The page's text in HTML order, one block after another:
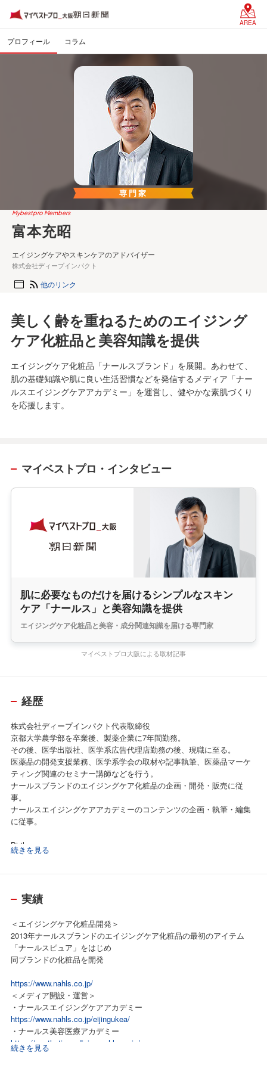
AREA
プロフィール コラム
専門家
Mybestpro Members
富本充昭
エイジングケアやスキンケアのアドバイザー
株式会社ディープインパクト
他のリンク
美しく齢を重ねるためのエイジング
ケア化粧品と美容知識を提供
エイジングケア化粧品「ナールスブランド」を展開。あわせて、
肌の基礎知識や肌に良い生活習慣などを発信するメディア「ナー
ルスエイジングケアアカデミー」を運営し、健やかな素肌づくり
を応援します。
マイベストプロ・インタビュー
肌に必要なものだけを届けるシンプルなスキン
ケア「ナールス」と美容知識を提供
エイジングケア化粧品と美容・成分関連知識を届ける専門家
マイベストプロ大阪による取材記事
経歴
株式会社ディープインパクト代表取締役
京都大学農学部を卒業後、製薬企業に7年間勤務。
その後、医学出版社、医学系広告代理店勤務の後、現職に至る。
医薬品の開発支援業務、医学系学会の取材や記事執筆、医薬品マーケ
ティング関連のセミナー講師などを行う。
ナールスブランドのエイジングケア化粧品の企画・開発・販売に従
事。
ナールスエイジングケアアカデミーのコンテンツの企画・執筆・編集
に従事。
Birth
1962年11月20日
1981年 奈良県立畝傍高校卒業
1986年 京都大学農学部卒業
その他 グロービスマネジメントスクールにて、経営戦略、マーケテ
ィング、消費財マーケティング、ファイナンス、アカウンティング、
人的資源管理、オペレーションマネジメント、サービスマネジメン
ト、ベンチャー戦略、ベンチャーマネジメント修了（Certificate of Bu
続きを見る
実績
＜エイジングケア化粧品開発＞
2013年ナールスブランドのエイジングケア化粧品の最初のアイテム
「ナールスピュア」をはじめ
同ブランドの化粧品を開発
https://www.nahls.co.jp/
＜メディア開設・運営＞
・ナールスエイジングケアアカデミー
https://www.nahls.co.jp/eijingukea/
・ナールス美容医療アカデミー
https://aestheticmedicine.nahls.co.jp/
＜出版＞
続きを見る